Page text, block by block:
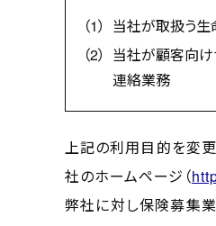
当社が取扱う生
当社が顧客向け
連絡業務
上記の利用目的を変更
社のホームページ（
弊社に対し保険募集